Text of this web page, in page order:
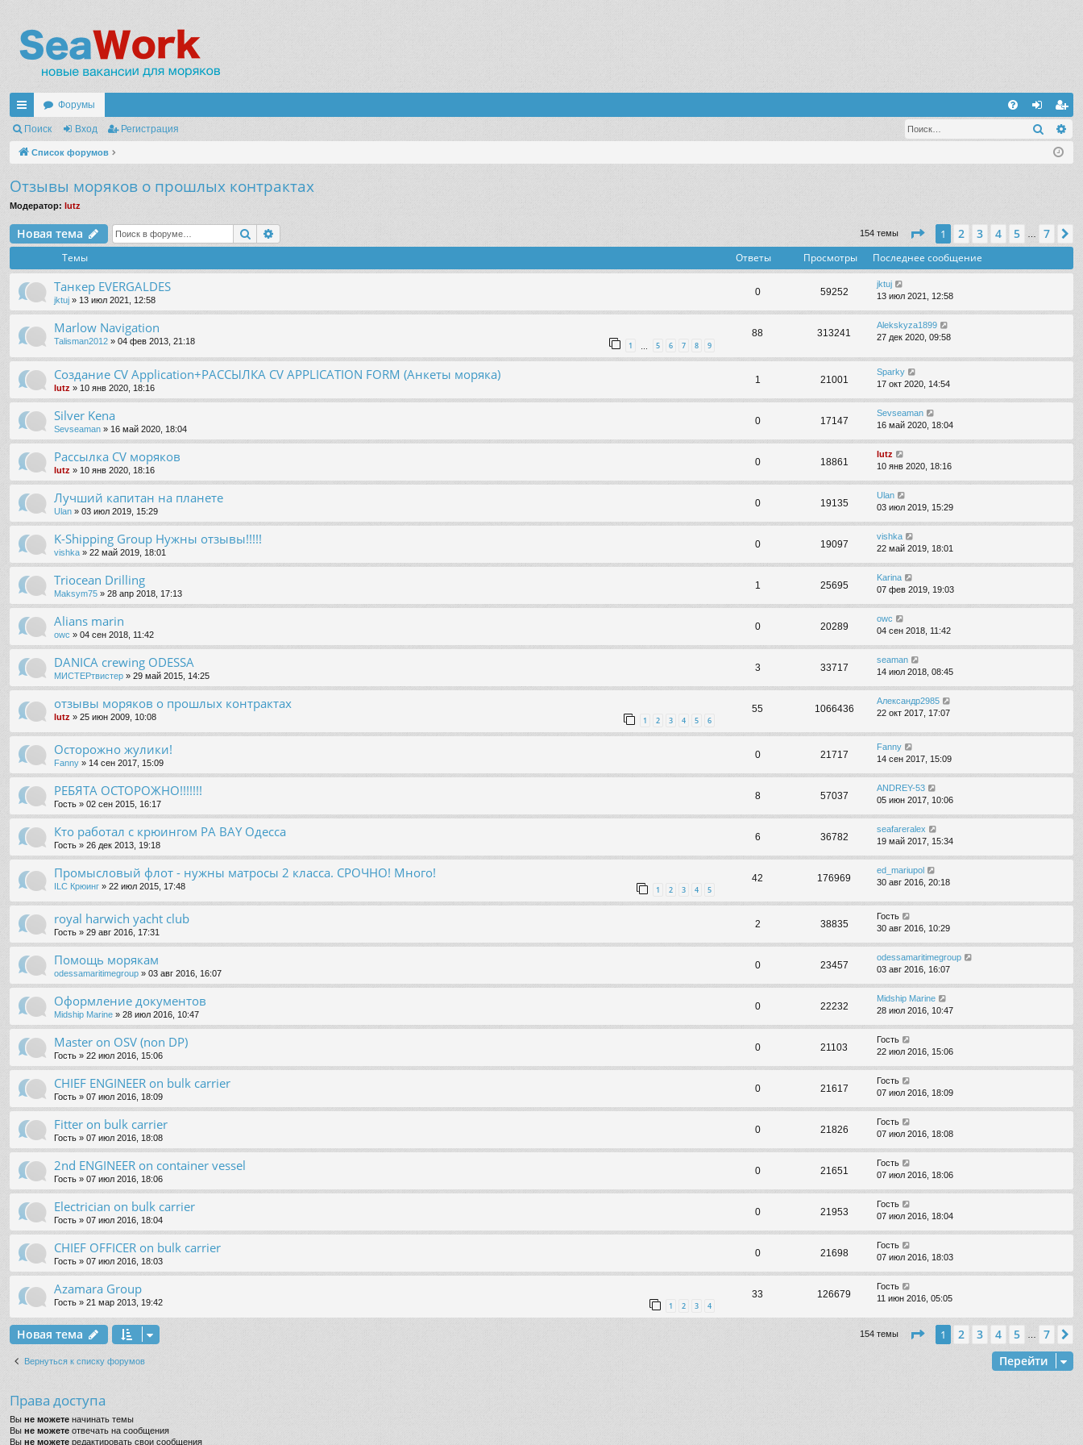
с
ы
и
Форумы
хо ег
ис
ия
Поиск Вход Регистрация Поиск
Список форумов
Отзывы моряков о прошлых контрактах
Модератор: lutz
Новая тема Поиск 154 темы Страница из 7
1 2 3 4 5 … 7
Темы Ответы Просмотры Последнее сообщение
Танкер EVERGALDES
jktuj » 13 июл 2021, 12:58
0 59252
jktuj
13 июл 2021, 12:58
Marlow Navigation
Talisman2012 » 04 фев 2013, 21:18 1 5 6 7 8 9
88 313241
Alekskyza1899
27 дек 2020, 09:58
Создание CV Application+РАССЫЛКА CV APPLICATION FORM (Анкеты моряка)
lutz » 10 янв 2020, 18:16
1 21001
Sparky
17 окт 2020, 14:54
Silver Kena
Sevseaman » 16 май 2020, 18:04
0 17147
Sevseaman
16 май 2020, 18:04
Рассылка CV моряков
lutz » 10 янв 2020, 18:16
0 18861
lutz
10 янв 2020, 18:16
Лучший капитан на планете
Ulan » 03 июл 2019, 15:29
0 19135
Ulan
03 июл 2019, 15:29
K-Shipping Group Нужны отзывы!!!!!
vishka » 22 май 2019, 18:01
0 19097
vishka
22 май 2019, 18:01
Triocean Drilling
Maksym75 » 28 апр 2018, 17:13
1 25695
Karina
07 фев 2019, 19:03
Alians marin
owc » 04 сен 2018, 11:42
0 20289
owc
04 сен 2018, 11:42
DANICA crewing ODESSA
МИСТЕРтвистер » 29 май 2015, 14:25
3 33717
seaman
14 июл 2018, 08:45
отзывы моряков о прошлых контрактах
lutz » 25 июн 2009, 10:08 1 2 3 4 5 6
55 1066436
Александр2985
22 окт 2017, 17:07
Осторожно жулики!
Fanny » 14 сен 2017, 15:09
0 21717
Fanny
14 сен 2017, 15:09
РЕБЯТА ОСТОРОЖНО!!!!!!!
Гость » 02 сен 2015, 16:17
8 57037
ANDREY-53
05 июн 2017, 10:06
Кто работал с крюингом PA BAY Одесса
Гость » 26 дек 2013, 19:18
6 36782
seafareralex
19 май 2017, 15:34
Промысловый флот - нужны матросы 2 класса. СРОЧНО! Много!
ILC Крюинг » 22 июл 2015, 17:48 1 2 3 4 5
42 176969
ed_mariupol
30 авг 2016, 20:18
royal harwich yacht club
Гость » 29 авг 2016, 17:31
2 38835
Гость
30 авг 2016, 10:29
Помощь морякам
odessamaritimegroup » 03 авг 2016, 16:07
0 23457
odessamaritimegroup
03 авг 2016, 16:07
Оформление документов
Midship Marine » 28 июл 2016, 10:47
0 22232
Midship Marine
28 июл 2016, 10:47
Master on OSV (non DP)
Гость » 22 июл 2016, 15:06
0 21103
Гость
22 июл 2016, 15:06
CHIEF ENGINEER on bulk carrier
Гость » 07 июл 2016, 18:09
0 21617
Гость
07 июл 2016, 18:09
Fitter on bulk carrier
Гость » 07 июл 2016, 18:08
0 21826
Гость
07 июл 2016, 18:08
2nd ENGINEER on container vessel
Гость » 07 июл 2016, 18:06
0 21651
Гость
07 июл 2016, 18:06
Electrician on bulk carrier
Гость » 07 июл 2016, 18:04
0 21953
Гость
07 июл 2016, 18:04
CHIEF OFFICER on bulk carrier
Гость » 07 июл 2016, 18:03
0 21698
Гость
07 июл 2016, 18:03
Azamara Group
Гость » 21 мар 2013, 19:42 1 2 3 4
33 126679
Гость
11 июн 2016, 05:05
Новая тема 154 темы Страница из 7
1 2 3 4 5 7
Вернуться к списку форумов Перейти
Права доступа
Вы не можете начинать темы
Вы не можете отвечать на сообщения
Вы не можете редактировать свои сообщения